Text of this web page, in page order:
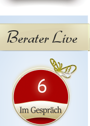
Berater Live
6